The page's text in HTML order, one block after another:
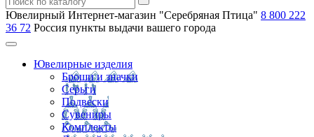
Ювелирный Интернет-магазин "Серебряная Птица" 8 800 222
36 72 Россия пункты выдачи вашего города
Ювелирные изделия
Броши и значки
Серьги
Подвески
Сувениры
Комплекты